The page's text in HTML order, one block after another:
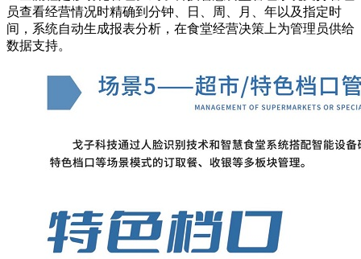
员查看经营情况时精确到分钟、日、周、月、年以及指定时
间，系统自动生成报表分析，在食堂经营决策上为管理员供给
数据支持。